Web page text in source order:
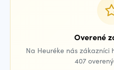
Overené
Na Heuréke nás
407